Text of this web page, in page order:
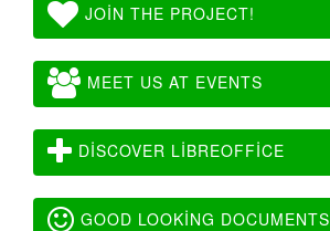
JOIN THE PROJECT!
MEET US AT EVENTS
DISCOVER LIBREOFFICE
GOOD LOOKING DOCUMENTS